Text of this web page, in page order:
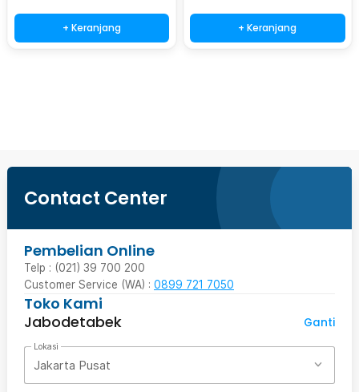
+ Keranjang + Keranjang
Contact Center
Pembelian Online
Telp : (021) 39 700 200
Customer Service (WA) : 0899 721 7050
Toko Kami
Jabodetabek
Ganti
Lokasi
Jakarta Pusat